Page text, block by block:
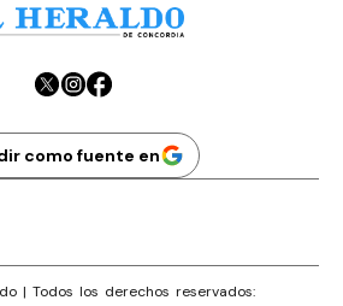
como fuente en
| Todos los derechos reservados: